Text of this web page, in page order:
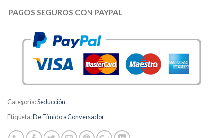
PAGOS SEGUROS CON PAYPAL
Categoría:Seducción
Etiqueta:De Tímido a Conversador